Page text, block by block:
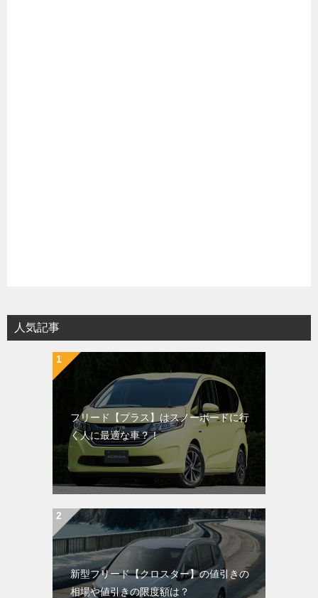
人気記事
フリード【プラス】はスノーボードに行
く人に最適な車？！
新型フリード【クロスター】の値引きの
相場や値引きの限度額は？